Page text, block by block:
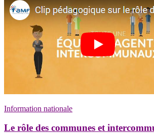
Information nationale
Le rôle des communes et